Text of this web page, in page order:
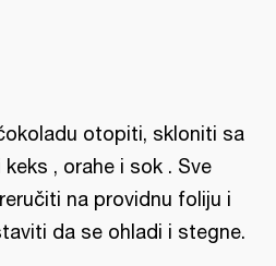
otopiti, skloniti sa
, orahe i sok . Sve
na providnu foliju i
da se ohladi i stegne.